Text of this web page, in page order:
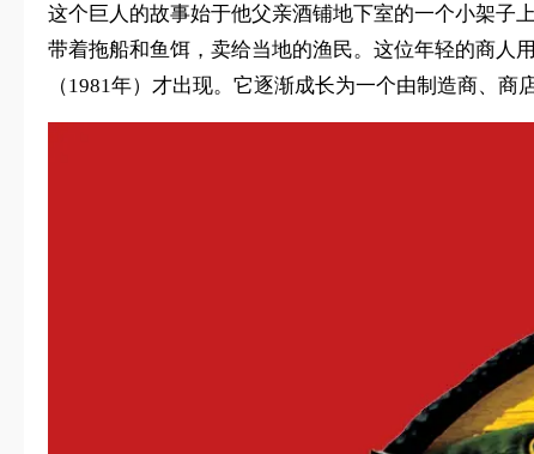
这个巨人的故事始于他父亲酒铺地下室的一个小架子
带着拖船和鱼饵，卖给当地的渔民。这位年轻的商人
（1981年）才出现。它逐渐成长为一个由制造商、